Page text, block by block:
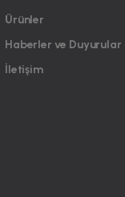
Ürünler
Haberler ve Duyurular
İletişim